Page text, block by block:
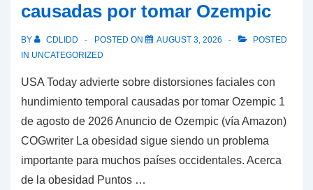
de
de
de
Dios
causadas por tomar Ozempic
BY CDLIDD POSTED ON AUGUST 3, 2026
POSTED
IN UNCATEGORIZED
USA Today advierte sobre distorsiones faciales con
hundimiento temporal causadas por tomar Ozempic 1
de agosto de 2026 Anuncio de Ozempic (vía Amazon)
COGwriter La obesidad sigue siendo un problema
importante para muchos países occidentales. Acerca
de la obesidad Puntos …